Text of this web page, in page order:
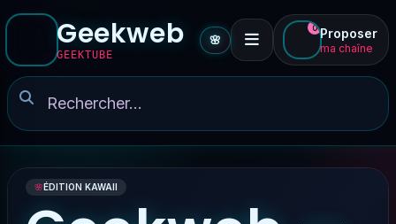
Geekweb
GEEKTUBE
🌸
0 Proposer
ma chaîne
🌸ÉDITION KAWAII